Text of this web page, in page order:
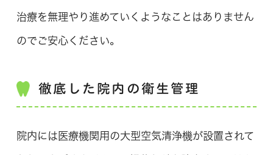
治療を無理やり進めていくようなことはありません
のでご安心ください。
徹底した院内の衛生管理
院内には医療機関用の大型空気清浄機が設置されて